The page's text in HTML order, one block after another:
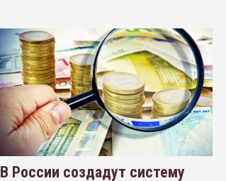
В России создадут систему